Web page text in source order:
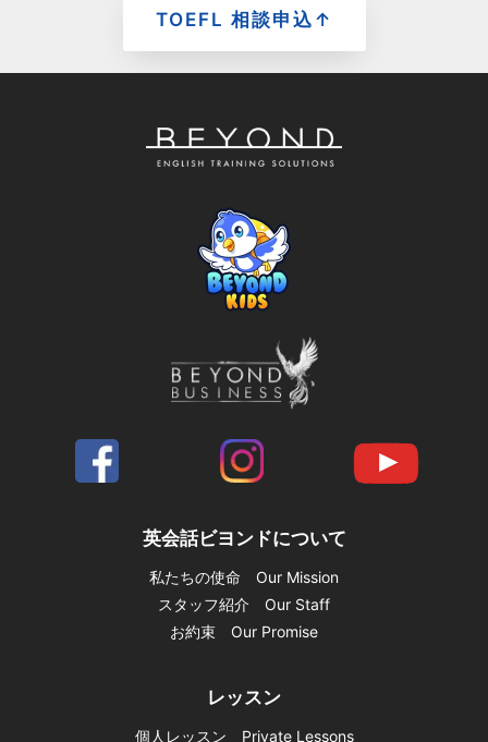
TOEFL 相談申込↑
英会話ビヨンドについて
私たちの使命 Our Mission
スタッフ紹介 Our Staff
お約束 Our Promise
レッスン
個人レッスン Private Lessons